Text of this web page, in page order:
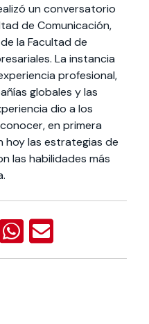
un conversatorio
de Comunicación,
la Facultad de
La instancia
profesional,
globales y las
dio a los
en primera
hoy las estrategias de
las habilidades más